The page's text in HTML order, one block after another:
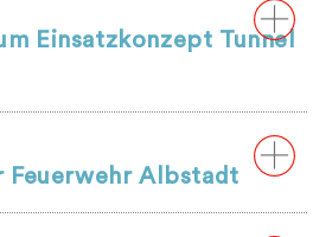
Einsatzkonzept Tunnel
Feuerwehr Albstadt